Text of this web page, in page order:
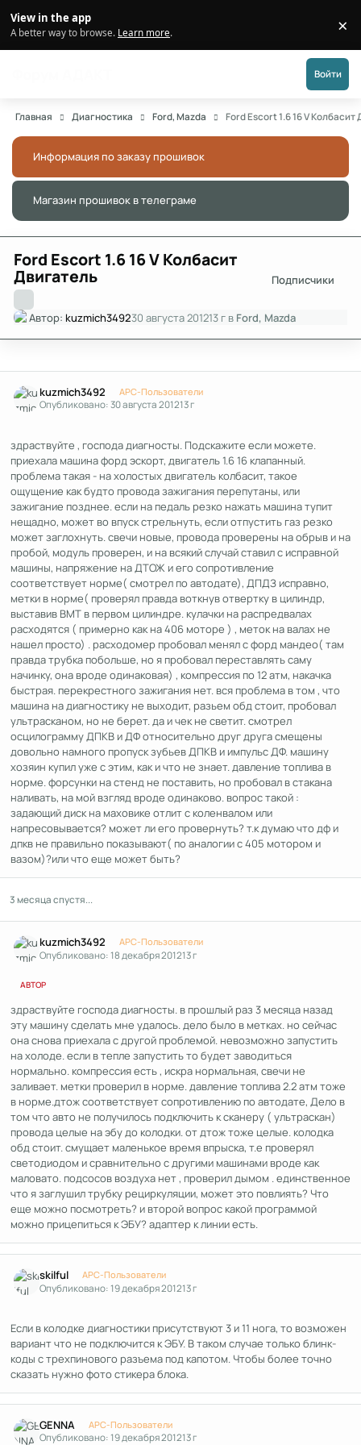
View in the app
A better way to browse. Learn more. ×
Войти
Главная Диагностика Ford, Mazda Ford Escort 1.6 16 V Колбасит
Информация по заказу прошивок
Магазин прошивок в телеграме
Ford Escort 1.6 16 V Колбасит
Двигатель Подписчики
Автор: kuzmich349230 августа 201213 г в Ford, Mazda
kuzmich3492 APC-Пользователи
Опубликовано:30 августа 201213 г
здраствуйте , господа диагносты. Подскажите если можете.
приехала машина форд эскорт, двигатель 1.6 16 клапанный.
проблема такая - на холостых двигатель колбасит, такое
ощущение как будто провода зажигания перепутаны, или
зажигание позднее. если на педаль резко нажать машина тупит
нещадно, может во впуск стрельнуть, если отпустить газ резко
может заглохнуть. свечи новые, провода проверены на обрыв и на
пробой, модуль проверен, и на всякий случай ставил с исправной
машины, напряжение на ДТОЖ и его сопротивление
соответствует норме( смотрел по автодате), ДПДЗ исправно,
метки в норме( проверял правда воткнув отвертку в цилиндр,
выставив ВМТ в первом цилиндре. кулачки на распредвалах
расходятся ( примерно как на 406 моторе ) , меток на валах не
нашел просто) . расходомер пробовал менял с форд мандео( там
правда трубка побольше, но я пробовал переставлять саму
начинку, она вроде одинаковая) , компрессия по 12 атм, накачка
быстрая. перекрестного зажигания нет. вся проблема в том , что
машина на диагностику не выходит, разьем обд стоит, пробовал
ультрасканом, но не берет. да и чек не светит. смотрел
осцилограмму ДПКВ и ДФ относительно друг друга смещены
довольно намного пропуск зубьев ДПКВ и импульс ДФ. машину
хозяин купил уже с этим, как и что не знает. давление топлива в
норме. форсунки на стенд не поставить, но пробовал в стакана
наливать, на мой взгляд вроде одинаково. вопрос такой :
задающий диск на маховике отлит с коленвалом или
напресовывается? может ли его провернуть? т.к думаю что дф и
дпкв не правильно показывают( по аналогии с 405 мотором и
вазом)?или что еще может быть?
3 месяца спустя...
kuzmich3492 APC-Пользователи
Опубликовано:18 декабря 201213 г
АВТОР
здраствуйте господа диагносты. в прошлый раз 3 месяца назад
эту машину сделать мне удалось. дело было в метках. но сейчас
она снова приехала с другой проблемой. невозможно запустить
на холоде. если в тепле запустить то будет заводиться
нормально. компрессия есть , искра нормальная, свечи не
заливает. метки проверил в норме. давление топлива 2.2 атм тоже
в норме.дтож соответствует сопротивлению по автодате, Дело в
том что авто не получилось подключить к сканеру ( ультраскан)
провода целые на эбу до колодки. от дтож тоже целые. колодка
обд стоит. смущает маленькое время впрыска, т.е проверял
светодиодом и сравнительно с другими машинами вроде как
маловато. подсосов воздуха нет , проверил дымом . единственное
что я заглушил трубку рециркуляции, может это повлиять? Что
еще можно посмотреть? и второй вопрос какой программой
можно прицепиться к ЭБУ? адаптер к линии есть.
skilful APC-Пользователи
Опубликовано:19 декабря 201213 г
Если в колодке диагностики присутствуют 3 и 11 нога, то возможен
вариант что не подключится к ЭБУ. В таком случае только блинк-
коды с трехпинового разъема под капотом. Чтобы более точно
сказать нужно фото стикера блока.
GENNA APC-Пользователи
Опубликовано:19 декабря 201213 г